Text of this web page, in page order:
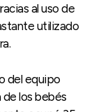
al uso de
utilizado
del equipo
los bebés